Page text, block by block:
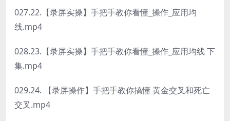
027.22.【录屏实操】手把手教你看懂_操作_应用均
线.mp4
028.23.【录屏实操】手把手教你看懂_操作_应用均线 下
集.mp4
029.24. 【录屏操作】手把手教你搞懂 黄金交叉和死亡
交叉.mp4